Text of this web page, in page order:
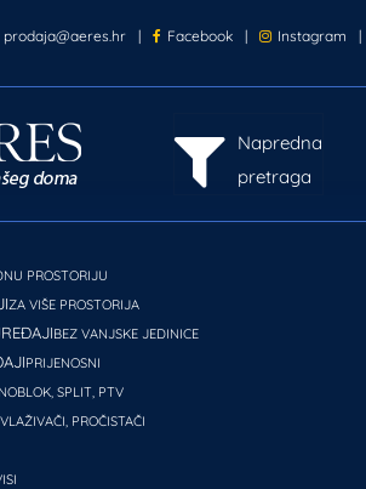
prodaja@aeres.hr | Facebook | Instagram |
Napredna
pretraga
PROSTORIJU
ZA VIŠE PROSTORIJA
BEZ VANJSKE JEDINICE
PRIJENOSNI
SPLIT, PTV
PROČISTAČI